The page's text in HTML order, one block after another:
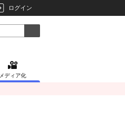
ログイン
メディア化